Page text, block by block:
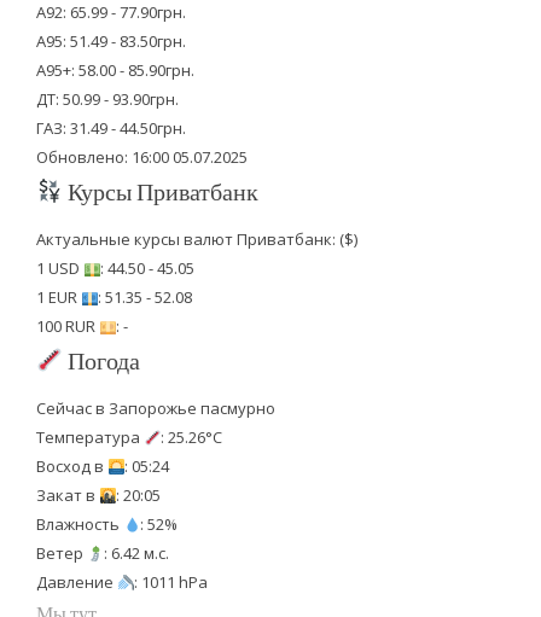
А92: 65.99 - 77.90грн.
А95: 51.49 - 83.50грн.
А95+: 58.00 - 85.90грн.
ДТ: 50.99 - 93.90грн.
ГАЗ: 31.49 - 44.50грн.
Обновлено: 16:00 05.07.2025
Курсы Приватбанк
Актуальные курсы валют Приватбанк: ($)
1 USD
: 44.50 - 45.05
1 EUR
: 51.35 - 52.08
100 RUR
: -
Погода
Сейчас в Запорожье пасмурно
Температура
: 25.26°C
Восход в
: 05:24
Закат в
: 20:05
Влажность
: 52%
Ветер
: 6.42 м.с.
Давление
: 1011 hPa